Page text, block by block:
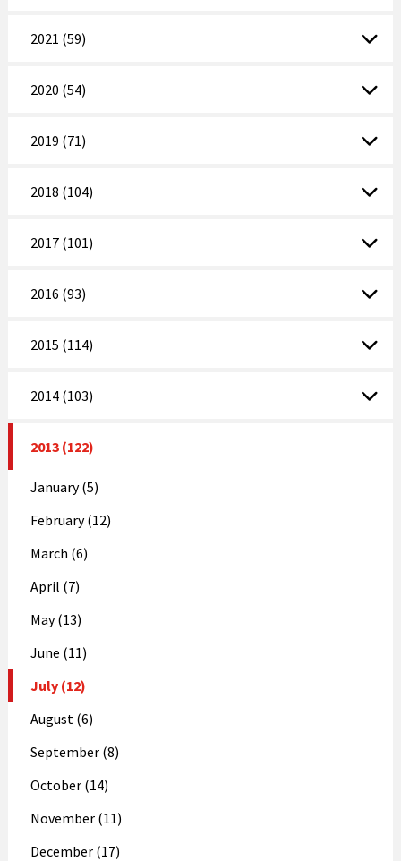
2021 (59)
2020 (54)
2019 (71)
2018 (104)
2017 (101)
2016 (93)
2015 (114)
2014 (103)
2013 (122)
January (5)
February (12)
March (6)
April (7)
May (13)
June (11)
July (12)
August (6)
September (8)
October (14)
November (11)
December (17)